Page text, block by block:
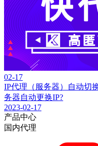
02-17
IP代理（服务器）自动切
务器自动更换IP?
2023-02-17
产品中心
国内代理